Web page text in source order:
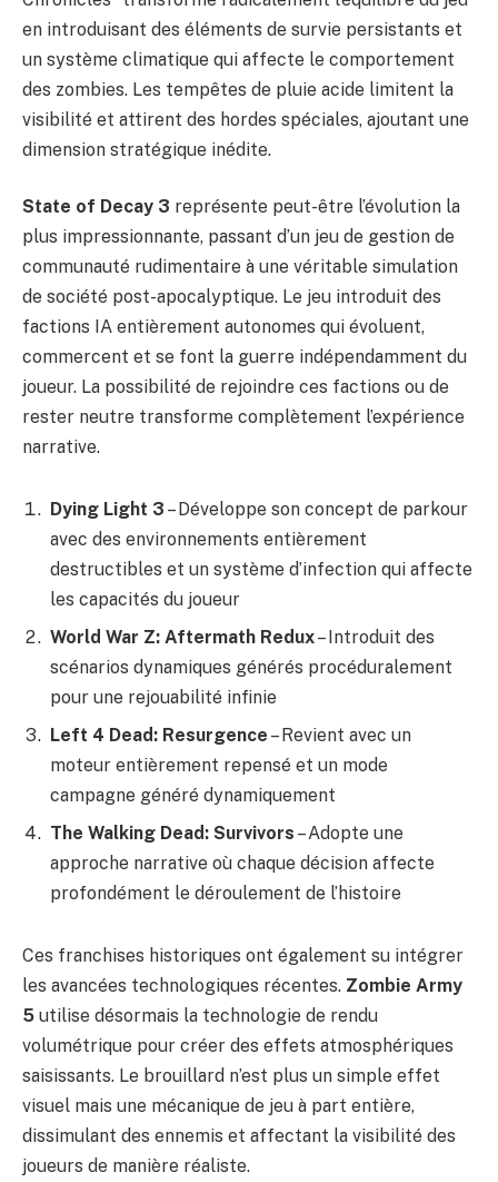
en introduisant des éléments de survie persistants et
un système climatique qui affecte le comportement
des zombies. Les tempêtes de pluie acide limitent la
visibilité et attirent des hordes spéciales, ajoutant une
dimension stratégique inédite.
State of Decay 3 représente peut-être l’évolution la
plus impressionnante, passant d’un jeu de gestion de
communauté rudimentaire à une véritable simulation
de société post-apocalyptique. Le jeu introduit des
factions IA entièrement autonomes qui évoluent,
commercent et se font la guerre indépendamment du
joueur. La possibilité de rejoindre ces factions ou de
rester neutre transforme complètement l’expérience
narrative.
Dying Light 3 – Développe son concept de parkour
avec des environnements entièrement
destructibles et un système d’infection qui affecte
les capacités du joueur
World War Z: Aftermath Redux– Introduit des
scénarios dynamiques générés procéduralement
pour une rejouabilité infinie
Left 4 Dead: Resurgence – Revient avec un
moteur entièrement repensé et un mode
campagne généré dynamiquement
The Walking Dead: Survivors – Adopte une
approche narrative où chaque décision affecte
profondément le déroulement de l’histoire
Ces franchises historiques ont également su intégrer
les avancées technologiques récentes. Zombie Army
5 utilise désormais la technologie de rendu
volumétrique pour créer des effets atmosphériques
saisissants. Le brouillard n’est plus un simple effet
visuel mais une mécanique de jeu à part entière,
dissimulant des ennemis et affectant la visibilité des
joueurs de manière réaliste.